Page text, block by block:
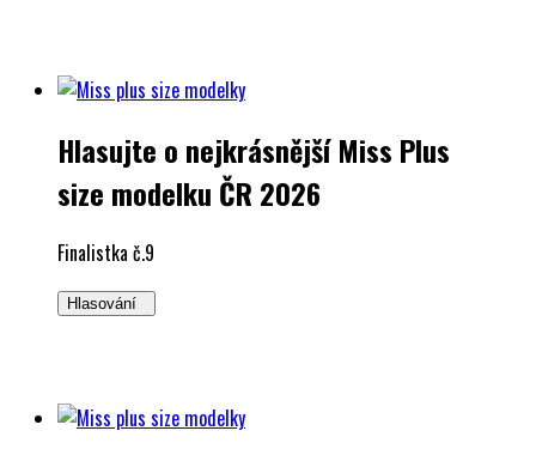
Hlasujte o nejkrásnější Miss Plus
size modelku ČR 2026
Finalistka č.9
Hlasování